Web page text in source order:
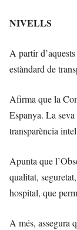
NIVELLS
A partir
estàndard de
Afirma que la
Espanya. La
transparència
Apunta que
qualitat,
hospital, que
A més, assegura